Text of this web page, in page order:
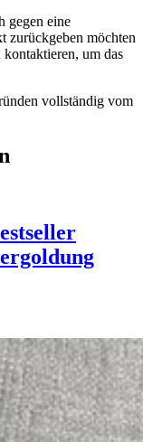
gegen eine
zurückgeben möchten
um das
vollständig vom